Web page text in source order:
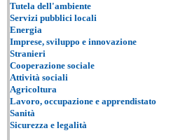
Tutela dell'ambiente
Servizi pubblici locali
Energia
Imprese, sviluppo e innovazione
Stranieri
Cooperazione sociale
Attività sociali
Agricoltura
Lavoro, occupazione e apprendistato
Sanità
Sicurezza e legalità